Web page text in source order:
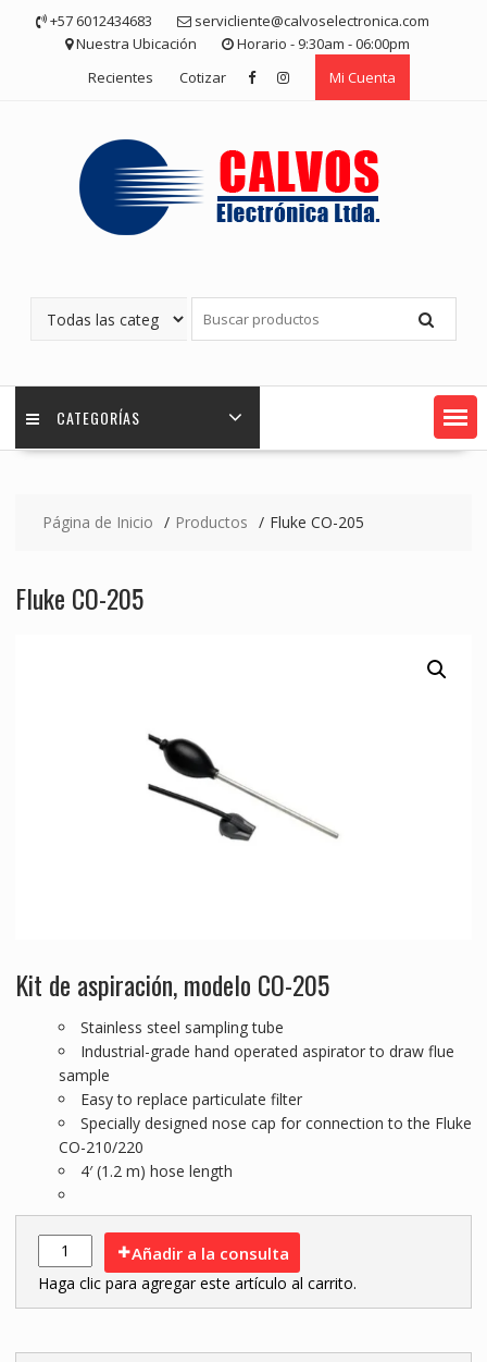
contenido
+57 6012434683
servicliente@calvoselectronica.com
Nuestra Ubicación
Horario - 9:30am - 06:00pm
Recientes
Cotizar Mi Cuenta
CATEGORÍAS
Página de Inicio Productos Fluke CO-205
Fluke CO-205
Kit de aspiración, modelo CO-205
Stainless steel sampling tube
Industrial-grade hand operated aspirator to draw flue
sample
Easy to replace particulate filter
Specially designed nose cap for connection to the Fluke
CO-210/220
4′ (1.2 m) hose length
Añadir a la consulta
Haga clic para agregar este artículo al carrito.